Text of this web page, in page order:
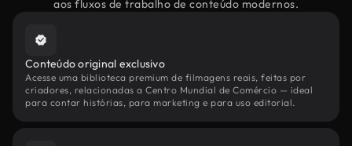
aos fluxos de trabalho de conteúdo modernos.
Conteúdo original exclusivo
Acesse uma biblioteca premium de filmagens reais, feitas por
criadores, relacionadas a Centro Mundial de Comércio — ideal
para contar histórias, para marketing e para uso editorial.